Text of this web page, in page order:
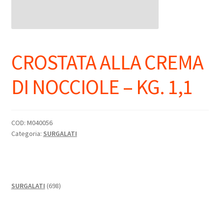
CROSTATA ALLA CREMA
DI NOCCIOLE – KG. 1,1
COD: M040056
Categoria: SURGALATI
SURGALATI 698698